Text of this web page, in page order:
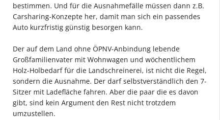
Dass aber daß Linksgrünefanatiker
Kompromißlösungen nicht akzeptieren weiß man
spätestens seit Lützerath. In den peruanischen und
Europa als Klimaschutz verkauft anders wie hier.
bestimmen. Und für die Ausnahmefälle müssen dann z.B.
Carsharing-Konzepte her, damit man sich ein passendes
Auto kurzfristig günstig besorgen kann.
Der auf dem Land ohne ÖPNV-Anbindung lebende
Großfamilienvater mit Wohnwagen und wöchentlichem
Holz-Holbedarf für die Landschreinerei, ist nicht die Regel,
sondern die Ausnahme. Der darf selbstverständlich den 7-
Sitzer mit Ladefläche fahren. Aber die paar die es davon
gibt, sind kein Argument den Rest nicht trotzdem
umzustellen.